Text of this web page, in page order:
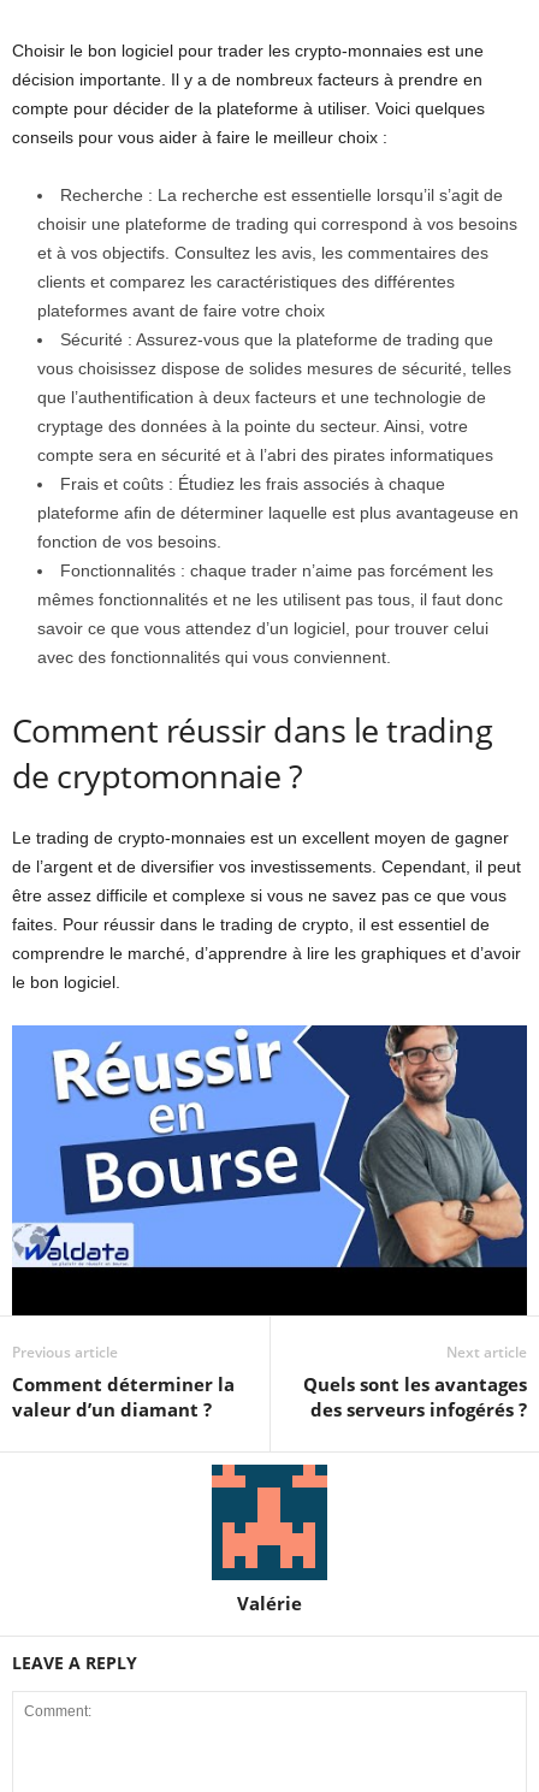
Choisir le bon logiciel pour trader les crypto-monnaies est une
décision importante. Il y a de nombreux facteurs à prendre en
compte pour décider de la plateforme à utiliser. Voici quelques
conseils pour vous aider à faire le meilleur choix :
Recherche : La recherche est essentielle lorsqu’il s’agit de
choisir une plateforme de trading qui correspond à vos besoins
et à vos objectifs. Consultez les avis, les commentaires des
clients et comparez les caractéristiques des différentes
plateformes avant de faire votre choix
Sécurité : Assurez-vous que la plateforme de trading que
vous choisissez dispose de solides mesures de sécurité, telles
que l’authentification à deux facteurs et une technologie de
cryptage des données à la pointe du secteur. Ainsi, votre
compte sera en sécurité et à l’abri des pirates informatiques
Frais et coûts : Étudiez les frais associés à chaque
plateforme afin de déterminer laquelle est plus avantageuse en
fonction de vos besoins.
Fonctionnalités : chaque trader n’aime pas forcément les
mêmes fonctionnalités et ne les utilisent pas tous, il faut donc
savoir ce que vous attendez d’un logiciel, pour trouver celui
avec des fonctionnalités qui vous conviennent.
Comment réussir dans le trading
de cryptomonnaie ?
Le trading de crypto-monnaies est un excellent moyen de gagner
de l’argent et de diversifier vos investissements. Cependant, il peut
être assez difficile et complexe si vous ne savez pas ce que vous
faites. Pour réussir dans le trading de crypto, il est essentiel de
comprendre le marché, d’apprendre à lire les graphiques et d’avoir
le bon logiciel.
Previous article
Comment déterminer la
valeur d’un diamant ?
Next article
Quels sont les avantages
des serveurs infogérés ?
Valérie
LEAVE A REPLY